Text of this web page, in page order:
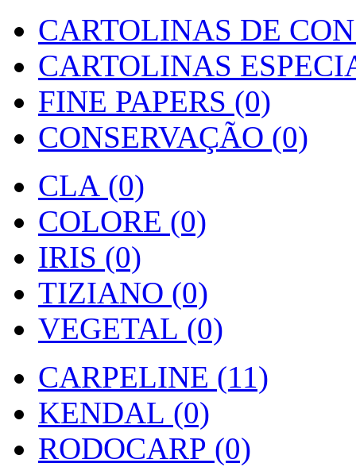
CARTOLINAS DE
CARTOLINAS
FINE PAPERS (0)
CONSERVAÇÃO (0)
CLA (0)
COLORE (0)
IRIS (0)
TIZIANO (0)
VEGETAL (0)
CARPELINE (11)
KENDAL (0)
RODOCARP (0)